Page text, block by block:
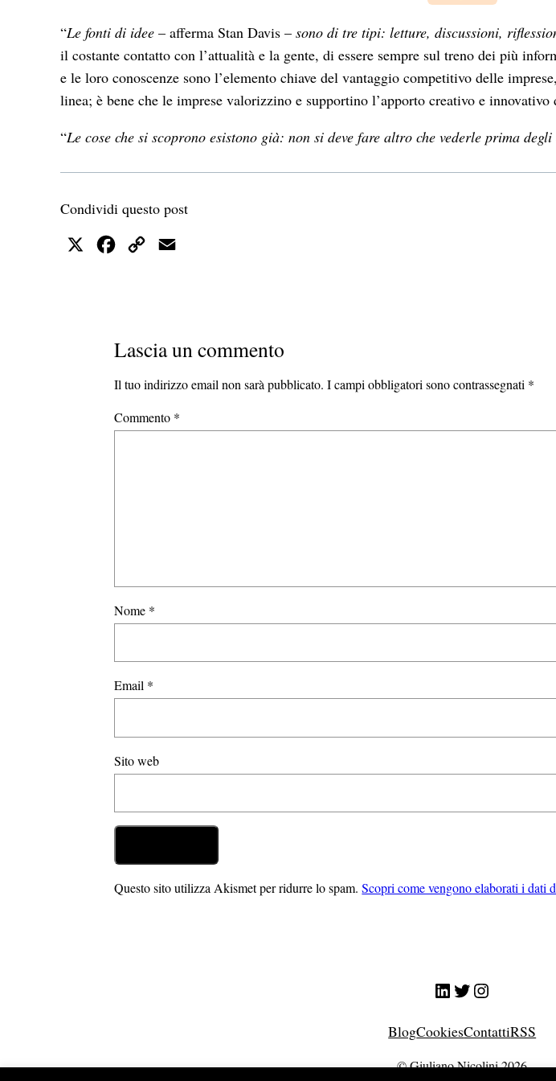
“Le fonti di idee – afferma Stan Davis –sono di tre tipi: letture, discussioni,
il costante contatto con l’attualità e la gente, di essere sempre sul treno dei più
e le loro conoscenze sono l’elemento chiave del vantaggio competitivo delle
linea; è bene che le imprese valorizzino e supportino l’apporto creativo e
“Le cose che si scoprono esistono già: non si deve fare altro che vederle prima
Condividi questo post
X FacebookCopy
Lascia un commento
Il tuo indirizzo email non sarà pubblicato. I campi obbligatori sono contrassegnati *
Commento *
Nome *
Email *
Sito web
Questo sito utilizza Akismet per ridurre lo spam.Scopri come vengono elaborati i dati
LinkedIn
TwitterInstagram
BlogCookiesContattiRSS
© Giuliano Nicolini 2026